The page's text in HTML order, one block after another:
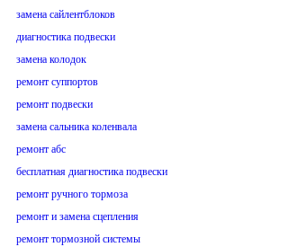
замена сайлентблоков
диагностика подвески
замена колодок
ремонт суппортов
ремонт подвески
замена сальника коленвала
ремонт абс
бесплатная диагностика подвески
ремонт ручного тормоза
ремонт и замена сцепления
ремонт тормозной системы